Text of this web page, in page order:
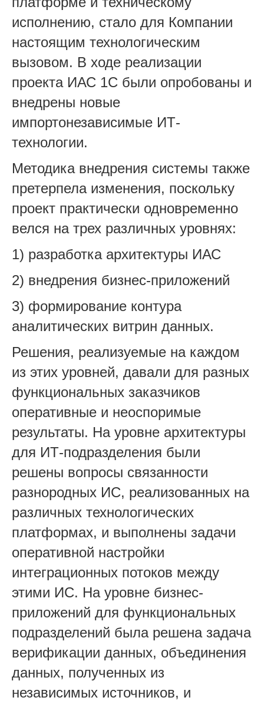
исполнению, стало для Компании
настоящим технологическим
вызовом. В ходе реализации
проекта ИАС 1С были опробованы и
внедрены новые
импортонезависимые ИТ-
технологии.
Методика внедрения системы также
претерпела изменения, поскольку
проект практически одновременно
велся на трех различных уровнях:
1) разработка архитектуры ИАС
2) внедрения бизнес-приложений
3) формирование контура
аналитических витрин данных.
Решения, реализуемые на каждом
из этих уровней, давали для разных
функциональных заказчиков
оперативные и неоспоримые
результаты. На уровне архитектуры
для ИТ-подразделения были
решены вопросы связанности
разнородных ИС, реализованных на
различных технологических
платформах, и выполнены задачи
оперативной настройки
интеграционных потоков между
этими ИС. На уровне бизнес-
приложений для функциональных
подразделений была решена задача
верификации данных, объединения
данных, полученных из
независимых источников, и